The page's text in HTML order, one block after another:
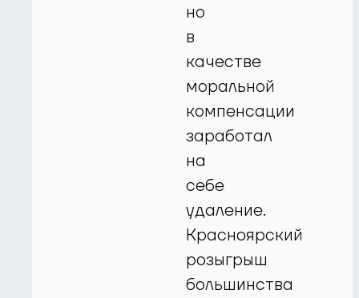
но
в
качестве
моральной
компенсации
заработал
на
себе
удаление.
Красноярский
розыгрыш
большинства